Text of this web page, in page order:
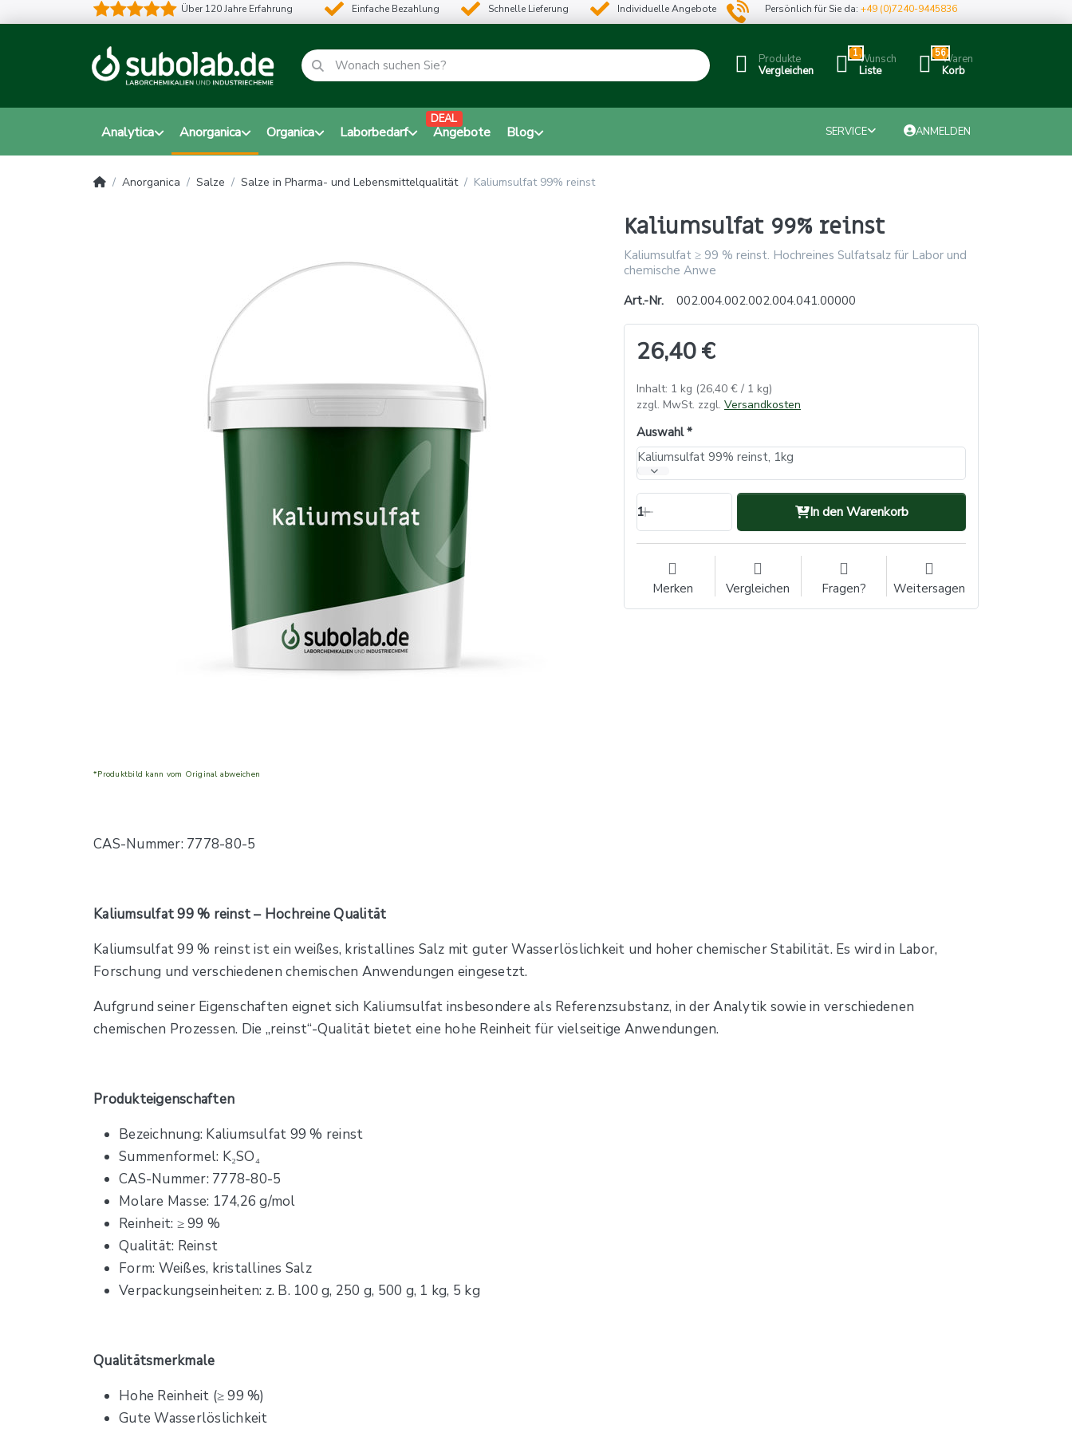
Über 120 Jahre Erfahrung Einfache Bezahlung Schnelle Lieferung Individuelle Angebote Persönlich für Sie da:+49 (0)7240-9445836
Produkte
Vergleichen
1Wunsch
Liste
56Waren
Korb
Analytica Anorganica Organica Laborbedarf Angebote
DEAL
Blog SERVICE ANMELDEN
Anorganica Salze Salze in Pharma- und Lebensmittelqualität Kaliumsulfat 99% reinst
Kaliumsulfat 99% reinst
Kaliumsulfat ≥ 99 % reinst. Hochreines Sulfatsalz für Labor und
chemische Anwe
Art.-Nr.
002.004.002.002.004.041.00000
26,40 €
Inhalt: 1 kg (26,40 € / 1 kg)
zzgl. MwSt. zzgl. Versandkosten
Auswahl
Kaliumsulfat 99% reinst, 1kg
1 In den Warenkorb
Merken Vergleichen Fragen? Weitersagen
*Produktbild kann vom Original abweichen
CAS-Nummer: 7778-80-5
Kaliumsulfat 99 % reinst – Hochreine Qualität
Kaliumsulfat 99 % reinst ist ein weißes, kristallines Salz mit guter Wasserlöslichkeit und hoher chemischer Stabilität. Es wird in Labor,
Forschung und verschiedenen chemischen Anwendungen eingesetzt.
Aufgrund seiner Eigenschaften eignet sich Kaliumsulfat insbesondere als Referenzsubstanz, in der Analytik sowie in verschiedenen
chemischen Prozessen. Die „reinst“-Qualität bietet eine hohe Reinheit für vielseitige Anwendungen.
Produkteigenschaften
Bezeichnung: Kaliumsulfat 99 % reinst
Summenformel: K₂SO₄
CAS-Nummer: 7778-80-5
Molare Masse: 174,26 g/mol
Reinheit: ≥ 99 %
Qualität: Reinst
Form: Weißes, kristallines Salz
Verpackungseinheiten: z. B. 100 g, 250 g, 500 g, 1 kg, 5 kg
Qualitätsmerkmale
Hohe Reinheit (≥ 99 %)
Gute Wasserlöslichkeit